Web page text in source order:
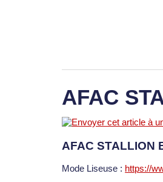
AFAC
AFAC STALLION
Mode Liseuse : https://